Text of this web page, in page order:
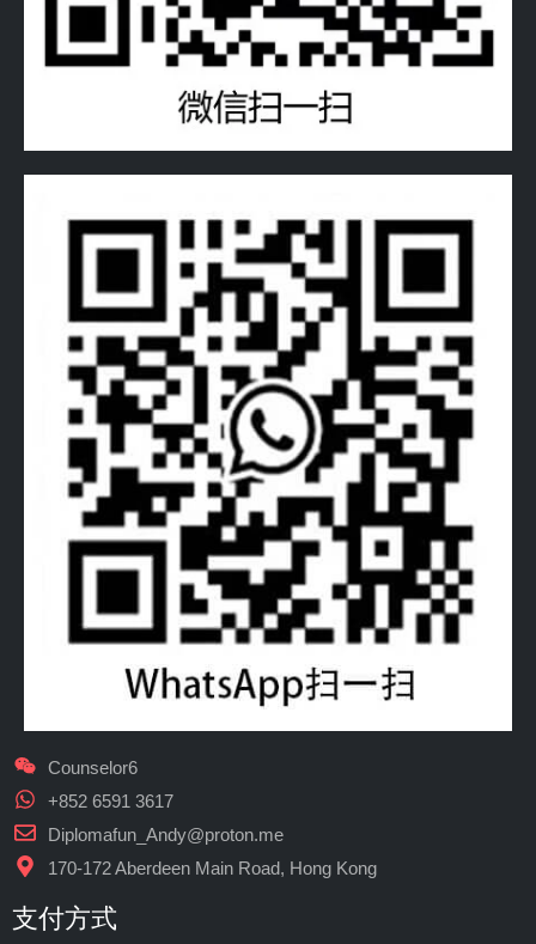
Counselor6
+852 6591 3617
Diplomafun_Andy@proton.me
170-172 Aberdeen Main Road, Hong Kong
支付方式